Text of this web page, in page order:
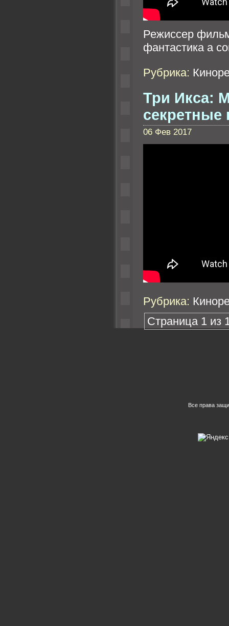
Режиссер
фантастика а
Рубрика:
Три Икса:
секретные
06 Фев 2017
Рубрика:
Страница 1 из
Все права